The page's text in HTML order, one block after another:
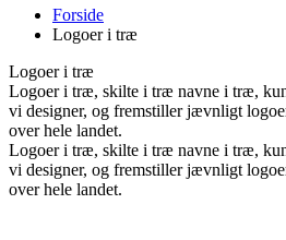
Forside
Logoer i træ
Logoer i træ
Logoer i træ, skilte i træ navne i træ,
vi designer, og fremstiller jævnligt
over hele landet.
Logoer i træ, skilte i træ navne i træ,
vi designer, og fremstiller jævnligt
over hele landet.